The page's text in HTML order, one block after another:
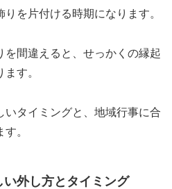
を片付ける時期になります。
を間違えると、せっかくの縁起
す。
いタイミングと、地域行事に合
。
外し方とタイミング